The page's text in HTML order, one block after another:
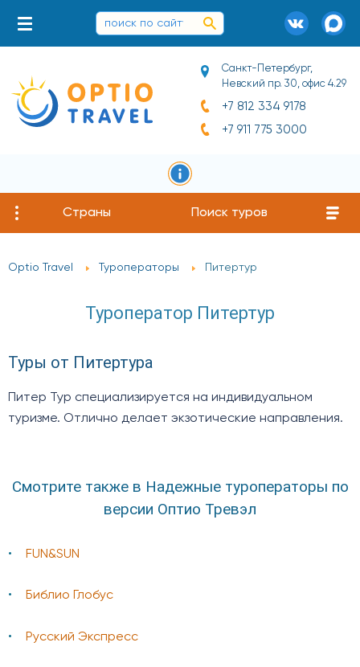
Санкт-Петербург,
Невский пр. 30, офис 4.29
+7 812 334 9178
+7 911 775 3000
Страны Поиск туров
Optio Travel Туроператоры Питертур
Туроператор Питертур
Туры от Питертура
Питер Тур специализируется на индивидуальном
туризме. Отлично делает экзотические направления.
Смотрите также в Надежные туроператоры по
версии Оптио Тревэл
FUN&SUN
Библио Глобус
Русский Экспресс